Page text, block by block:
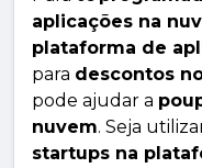
aplicações na
plataforma de
para descontos
pode ajudar a
nuvem. Seja
startups na